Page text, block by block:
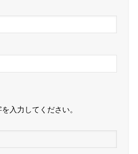
入力してください。